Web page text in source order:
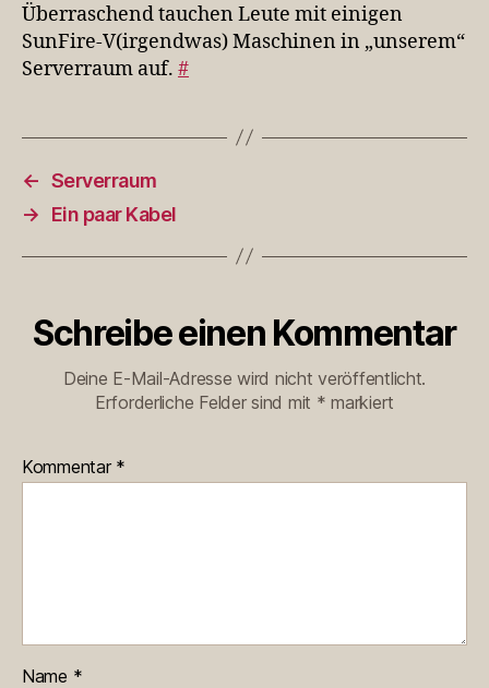
Überraschend tauchen Leute mit einigen
SunFire-V(irgendwas) Maschinen in „unserem“
Serverraum auf. #
← Serverraum
→
Ein paar Kabel
Schreibe einen Kommentar
Deine E-Mail-Adresse wird nicht veröffentlicht.
Erforderliche Felder sind mit * markiert
Kommentar *
Name *